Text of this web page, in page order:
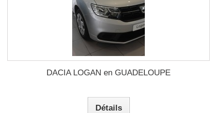
DACIA LOGAN en GUADELOUPE
Détails